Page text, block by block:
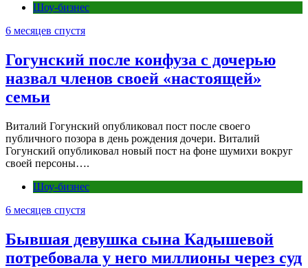
Шоу-бизнес
6 месяцев спустя
Гогунский после конфуза с дочерью
назвал членов своей «настоящей»
семьи
Виталий Гогунский опубликовал пост после своего
публичного позора в день рождения дочери. Виталий
Гогунский опубликовал новый пост на фоне шумихи вокруг
своей персоны….
Шоу-бизнес
6 месяцев спустя
Бывшая девушка сына Кадышевой
потребовала у него миллионы через суд